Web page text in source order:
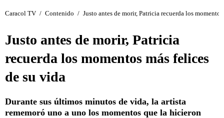
Caracol TV / Contenido / Justo antes de morir, Patricia recuerda los
Justo antes de morir, Patricia
recuerda los momentos más felices
de su vida
Durante sus últimos minutos de vida, la artista
rememoró uno a uno los momentos que la hicieron